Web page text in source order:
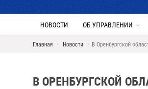
НОВОСТИ ОБ УПРАВЛЕНИИ
Главная Новости В Оренбургской
В ОРЕНБУРГСКОЙ